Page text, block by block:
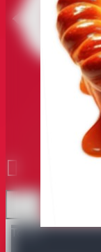
Todo